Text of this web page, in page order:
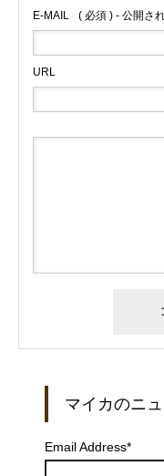
E-MAIL ( 必須 ) - 公開さ
URL
マイカのニ
Email Address*